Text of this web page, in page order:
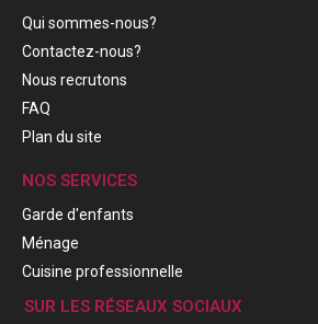
Qui sommes-nous?
Contactez-nous?
Nous recrutons
FAQ
Plan du site
NOS SERVICES
Garde d'enfants
Ménage
Cuisine professionnelle
SUR LES RÉSEAUX SOCIAUX